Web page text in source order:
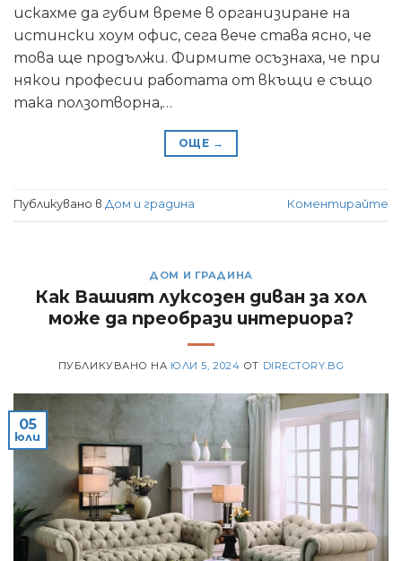
искахме да губим време в организиране на
истински хоум офис, сега вече става ясно, че
това ще продължи. Фирмите осъзнаха, че при
някои професии работата от вкъщи е също
така ползотворна,…
ОЩЕ →
Публикувано в Дом и градина Коментирайте
ДОМ И ГРАДИНА
Как Вашият луксозен диван за хол
може да преобрази интериора?
ПУБЛИКУВАНО НА ЮЛИ 5, 2024 ОТ DIRECTORY.BG
05
юли